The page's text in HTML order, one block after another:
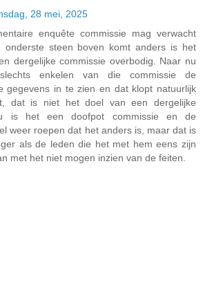
28 mei, 2025
enquête commissie mag verwacht
onderste steen boven komt anders is het
dergelijke commissie overbodig. Naar nu
enkelen van die commissie de
gegevens in te zien en dat klopt natuurlijk
dat is niet het doel van een dergelijke
is het een doofpot commissie en de
weer roepen dat het anders is, maar dat is
als de leden die het met hem eens zijn
met het niet mogen inzien van de feiten.